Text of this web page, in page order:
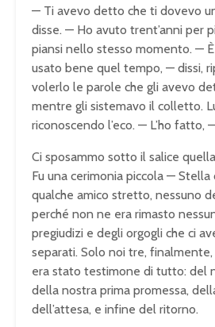
— Ti avevo detto che ti dovevo
disse. — Ho avuto trent’anni per
piansi nello stesso momento. —
usato bene quel tempo, — dissi,
volerlo le parole che gli avevo
mentre gli sistemavo il colletto.
riconoscendo l’eco. — L’ho fatto,
Ci sposammo sotto il salice
Fu una cerimonia piccola —
qualche amico stretto, nessuno
perché non ne era rimasto
pregiudizi e degli orgogli che ci
separati. Solo noi tre, finalmente,
era stato testimone di tutto: del
della nostra prima promessa,
dell’attesa, e infine del ritorno.